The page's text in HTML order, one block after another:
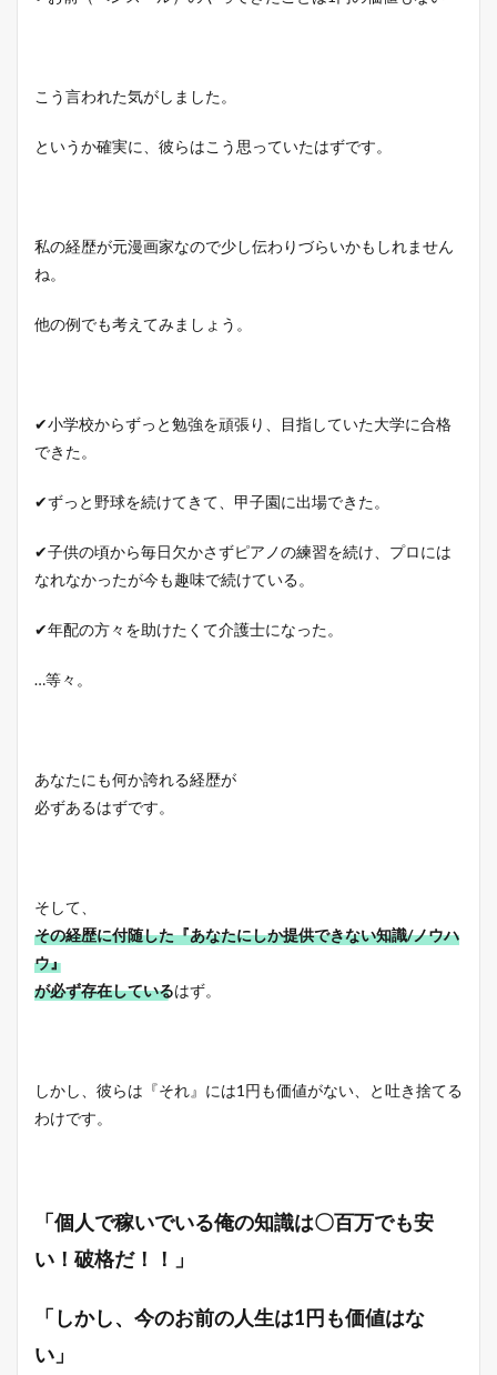
こう言われた気がしました。
というか確実に、彼らはこう思っていたはずです。
私の経歴が元漫画家なので少し伝わりづらいかもしれません
ね。
他の例でも考えてみましょう。
✔小学校からずっと勉強を頑張り、目指していた大学に合格
できた。
✔ずっと野球を続けてきて、甲子園に出場できた。
✔子供の頃から毎日欠かさずピアノの練習を続け、プロには
なれなかったが今も趣味で続けている。
✔年配の方々を助けたくて介護士になった。
…等々。
あなたにも何か誇れる経歴が
必ずあるはずです。
そして、
その経歴に付随した『あなたにしか提供できない知識/ノウハ
ウ』
が必ず存在しているはず。
しかし、彼らは『それ』には1円も価値がない、と吐き捨てる
わけです。
「個人で稼いでいる俺の知識は〇百万でも安
い！破格だ！！」
「しかし、今のお前の人生は1円も価値はな
い」